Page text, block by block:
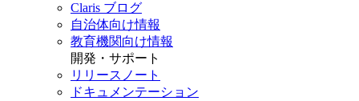
Claris ブログ
自治体向け情報
教育機関向け情報
開発・サポート
リリースノート
ドキュメンテーション